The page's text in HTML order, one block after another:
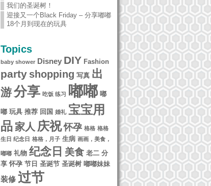
我们的圣诞树！
迎接又一个Black Friday – 分享嘟嘟
18个月到现在的玩具
Topics
baby shower Disney DIY Fashion
party shopping 写真 出
游分享 吃饭 练习 嘟嘟 嘟
嘟 玩具 推荐 回国 婚礼 宝宝用
品 家人 庆祝 怀孕 格格 格格
生日 纪念日 格格，月子 生病 画画，美食，
嘟嘟 礼物 纪念日 美食 老二 分
享 怀孕 节日 圣诞节 圣诞树 嘟嘟妹妹
装修 过节